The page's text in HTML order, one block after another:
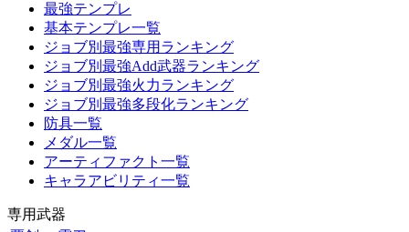
最強テンプレ
基本テンプレ一覧
ジョブ別最強専用ランキング
ジョブ別最強Add武器ランキング
ジョブ別最強火力ランキング
ジョブ別最強多段化ランキング
防具一覧
メダル一覧
アーティファクト一覧
キャラアビリティ一覧
専用武器